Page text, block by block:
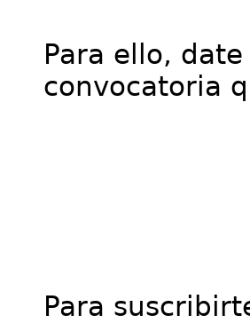
Para ello,
convocatoria
Para